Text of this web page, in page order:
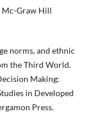
Mc-Graw Hill
norms, and ethnic
the Third World.
Making:
in Developed
Press.